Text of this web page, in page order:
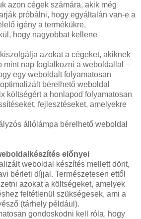
azon cégek számára, akik még
próbálni, hogy egyáltalán van-e a
igény a termékükre,
hogy nagyobbat kellene
azokat a cégeket, akiknek
mint nap foglalkozni a weboldallal –
egy weboldalt folyamatosan
bérelhető weboldal
költségért a honlapod folyamatosan
fejlesztéseket, amelyekre
állólámpa bérelhető weboldal
előnyei
weboldal készítés mellett dönt,
bérleti díjjal. Természetesen ettől
azokat a költségeket, amelyek
feltétlenül szükségesek, ami a
(tárhely például).
gondoskodni kell róla, hogy